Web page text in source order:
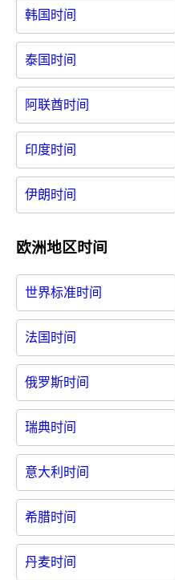
韩国时间
泰国时间
阿联酋时间
印度时间
伊朗时间
欧洲地区时间
世界标准时间
法国时间
俄罗斯时间
瑞典时间
意大利时间
希腊时间
丹麦时间